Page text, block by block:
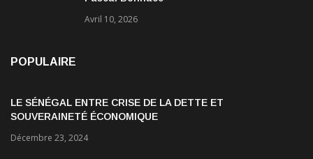
Avril 10, 2026
POPULAIRE
LE SÉNÉGAL ENTRE CRISE DE LA DETTE ET
SOUVERAINETÉ ÉCONOMIQUE
Décembre 23, 2024